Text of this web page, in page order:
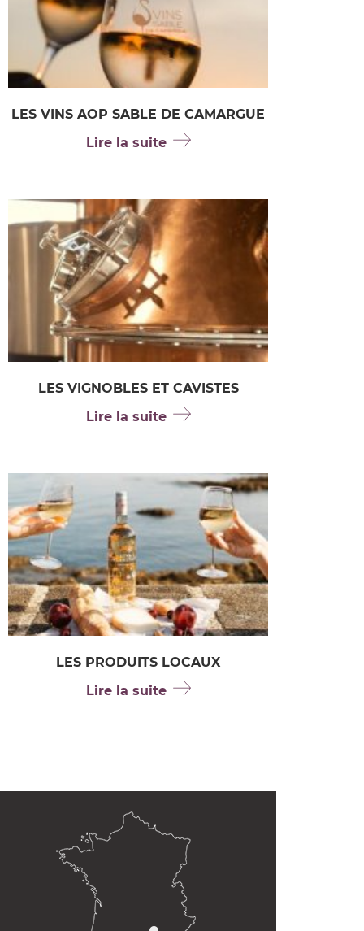
LES VINS AOP SABLE DE CAMARGUE
Lire la suite
LES VIGNOBLES ET CAVISTES
Lire la suite
LES PRODUITS LOCAUX
Lire la suite